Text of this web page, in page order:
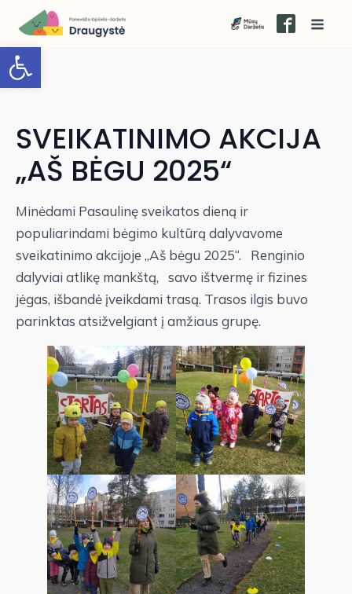
Open toolbar
SVEIKATINIMO AKCIJA
„AŠ BĖGU 2025“
Minėdami Pasaulinę sveikatos dieną ir
populiarindami bėgimo kultūrą dalyvavome
sveikatinimo akcijoje „Aš bėgu 2025“. Renginio
dalyviai atlikę mankštą, savo ištvermę ir fizines
jėgas, išbandė įveikdami trasą. Trasos ilgis buvo
parinktas atsižvelgiant į amžiaus grupę.